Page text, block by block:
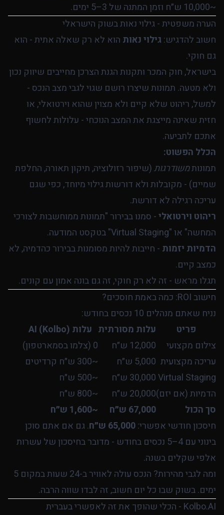
~10,000 ש״ח וזמן המתנה של 3–5 ימים.
הערה משפטית - גילוי נאות בשוק הישראלי
חשוב להדגיש:גילוי נאות הוא לא רק שאלה אתית - הוא
גם חוקי.
בישראל, חוק המכר ותקנות הגנת הצרכן מחייבים שיווק נכון
ולא מטעה. תמונות שיצרו רושם שגוי לגבי מצב הנכס -
למשל, ריהוט שלא קיים ולא מצוין שהוא וירטואלי, או
חזית שאינה מייצגת את המצב הנוכחי - עלולות לחשוף
אתכם לתביעה.
הכלל הפשוט:
תמונותמשודרגות(שיפור רזולוציה, תיקון תאורה, החלפת
שמיים) - מקובלות ולא דורשות גילוי מיוחד, כפי שגם
עריכה רגילה לא דורשת.
ריהוט וירטואלי- סמנו בבירור "תמונות ממוחשבות לצורכי
המחשה" או "Virtual Staging" בטקסט המודעה.
הדמיות יזמות - חייבות להיות מסומנות בבירור כהדמיה, לא
כמצב קיים.
תגלו מראש - זה לא רק חוקי, זה גם בונה אמון עם קונים.
חישוב ROI: כמה באמת חוסכים?
נניח שאתם מנהלים 10 נכסים בחודש:
פריט
עלות מסורתית עלות AI (Kolbo)
צילום מקצועי
12,000 ש״ח
0 (צלמו בסמארטפון)
עריכה מקצועית 5,000 ש״ח
~300 ש״ח קרדיטים
Virtual Staging30,000 ש״ח
~500 ש״ח
הדמיות (אם יזם)20,000 ש״ח
~800 ש״ח
סך הכול
67,000 ש״ח
~1,600 ש״ח
חיסכון חודשי אפשרי:65,000 ש״ח
. גם אם אתם סוכן
בינוני עם 4–5 נכסים בחודש - מדובר בחיסכון של עשרות
אלפי שקלים בשנה.
ומה לגבי מהירות? הנכס עולה לאוויר ב-24 שעות במקום 5
ימים. בשוק שבו כל יום חשוב, זה לבדו שווה הרבה.
Kolbo.AI - הכלי שהופך את זה לאפשרי בעברית